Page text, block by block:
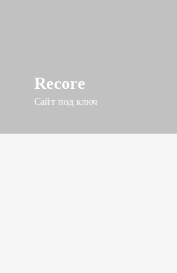
Recore
Сайт под ключ